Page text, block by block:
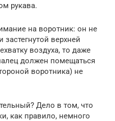
рукава.
на воротник: он не
верхней
воздуха, то даже
должен помещаться
воротника) не
Дело в том, что
как правило, немного